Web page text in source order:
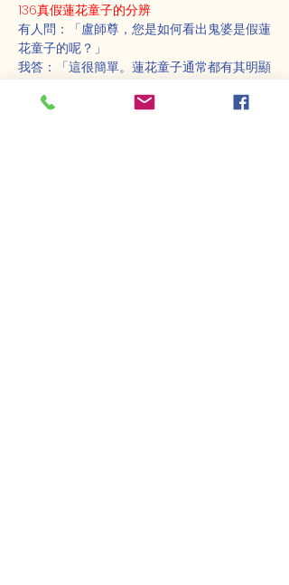
136真假蓮花童子的分辨
有人問：「盧師尊，您是如何看出鬼婆是假蓮
花童子的呢？」
我答：「這很簡單。蓮花童子通常都有其明顯
對方問：「那是什麼特徵呢？」